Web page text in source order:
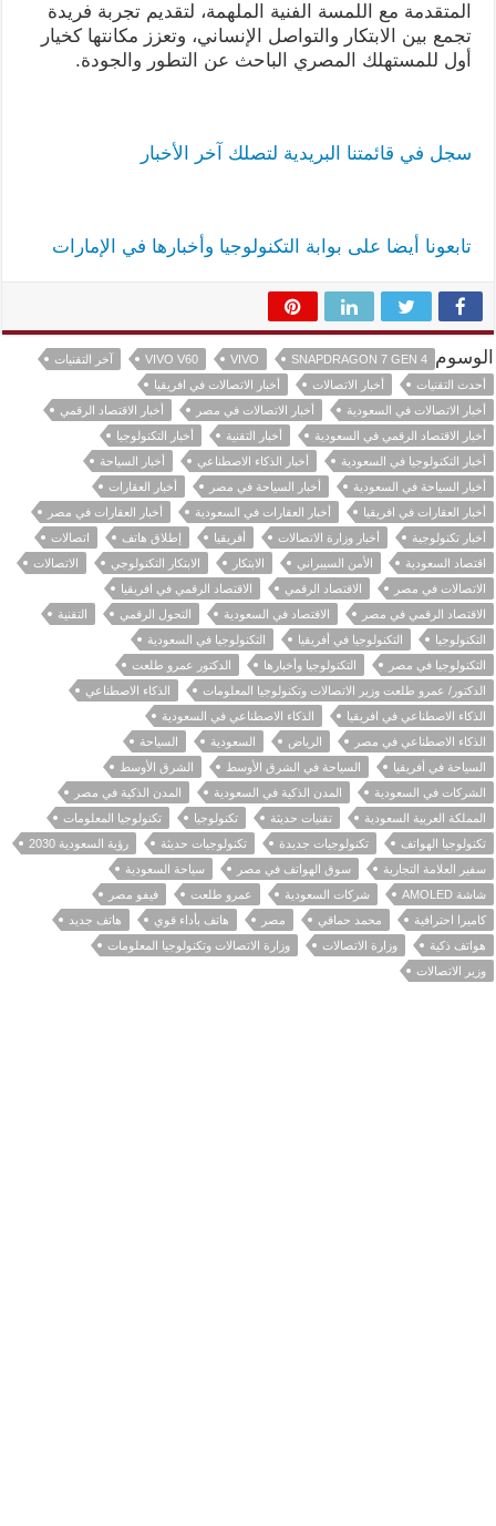
المتقدمة مع اللمسة الفنية الملهمة، لتقديم تجربة فريدة
تجمع بين الابتكار والتواصل الإنساني، وتعزز مكانتها كخيار
أول للمستهلك المصري الباحث عن التطور والجودة.
سجل في قائمتنا البريدية لتصلك آخر الأخبار
تابعونا أيضا على بوابة التكنولوجيا وأخبارها في الإمارات
الوسوم SNAPDRAGON 7 GEN 4
VIVO
VIVO V60
آخر التقنيات
أحدث التقنيات
أخبار الاتصالات
أخبار الاتصالات في افريقيا
أخبار الاتصالات في السعودية
أخبار الاتصالات في مصر
أخبار الاقتصاد الرقمي
أخبار الاقتصاد الرقمي في السعودية
أخبار التقنية
أخبار التكنولوجيا
أخبار التكنولوجيا في السعودية
أخبار الذكاء الاصطناعي
أخبار السياحة
أخبار السياحة في السعودية
أخبار السياحة في مصر
أخبار العقارات
أخبار العقارات في افريقيا
أخبار العقارات في السعودية
أخبار العقارات في مصر
أخبار تكنولوجية
أخبار وزارة الاتصالات أفريقيا إطلاق هاتف
اتصالات
اقتصاد السعودية
الأمن السيبراني الابتكار الابتكار التكنولوجي
الاتصالات
الاتصالات في مصر
الاقتصاد الرقمي
الاقتصاد الرقمي في افريقيا
الاقتصاد الرقمي في مصر
الاقتصاد في السعودية التحول الرقمي
التقنية
التكنولوجيا
التكنولوجيا في أفريقيا
التكنولوجيا في السعودية
التكنولوجيا في مصر
التكنولوجيا وأخبارها
الدكتور عمرو طلعت
الدكتور/ عمرو طلعت وزير الاتصالات وتكنولوجيا المعلومات
الذكاء الاصطناعي
الذكاء الاصطناعي في افريقيا
الذكاء الاصطناعي في السعودية
الذكاء الاصطناعي في مصر
الرياض السعودية
السياحة
السياحة في أفريقيا
السياحة في الشرق الأوسط
الشرق الأوسط
الشركات في السعودية
المدن الذكية في السعودية
المدن الذكية في مصر
المملكة العربية السعودية
تقنيات حديثة تكنولوجيا
تكنولوجيا المعلومات
تكنولوجيا الهواتف
تكنولوجيات جديدة تكنولوجيات حديثة
رؤية السعودية 2030
سفير العلامة التجارية
سوق الهواتف في مصر
سياحة السعودية
شاشة AMOLED
شركات السعودية عمرو طلعت
فيفو مصر
كاميرا احترافية
محمد حماقي مصر هاتف بأداء قوي
هاتف جديد
هواتف ذكية
وزارة الاتصالات
وزارة الاتصالات وتكنولوجيا المعلومات
وزير الاتصالات